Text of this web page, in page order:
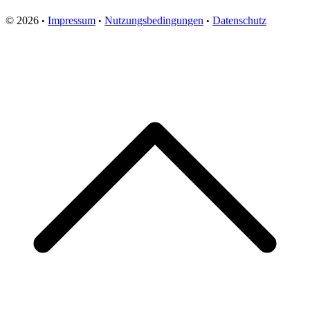
© 2026 • Impressum • Nutzungsbedingungen • Datenschutz